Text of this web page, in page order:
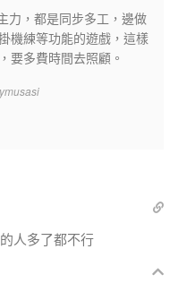
力，都是同步多工，邊做
機練等功能的遊戲，這樣
要多費時間去照顧。
人多了都不行